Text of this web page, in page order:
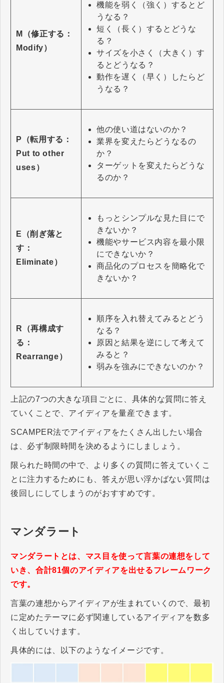
M（修正する：
Modify）
機能を弱く（強く）するとど
うなる？
短く（長く）するとどうな
る？
サイズを小さく（大きく）す
るとどうなる？
動作を遅く（早く）したらど
うなる？
P（転用する：
Put to other
uses）
他の使い道はないのか？
業界を変えたらどうなるの
か？
ターゲットを変えたらどうな
るのか？
E（削ぎ落と
す：
Eliminate）
もっとシンプルな見た目にで
きないか？
機能やサービス内容を最小限
にできないか？
商品化のプロセスを簡略化で
きないか？
R（再構成す
る：
Rearrange）
順序を入れ替えてみるとどう
なる？
原因と結果を逆にして考えて
みると？
弱みを強みにできないのか？
上記の7つの大きな項目ごとに、具体的な質問に答え
ていくことで、アイディアを量産できます。
SCAMPER法でアイディアをたくさん出したい場合
は、必ず制限時間を決めるようにしましょう。
限られた時間の中で、より多くの質問に答えていくこ
とに注力するためにも、答えが思い浮かばない質問は
後回しにしてしまうのがおすすめです。
マンダラート
マンダラートとは、マス目を使って言葉の連想をして
いき、合計81個のアイディアを出せるフレームワーク
です。
言葉の連想からアイディアが生まれていくので、最初
に定めたテーマに必ず関連しているアイディアを数多
く出していけます。
具体的には、以下のようなイメージです。